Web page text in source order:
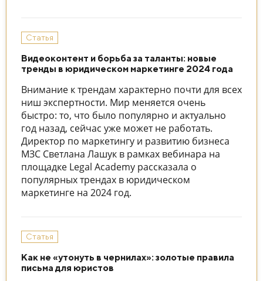
Статья
Видеоконтент и борьба за таланты: новые
тренды в юридическом маркетинге 2024 года
Внимание к трендам характерно почти для всех
ниш экспертности. Мир меняется очень
быстро: то, что было популярно и актуально
год назад, сейчас уже может не работать.
Директор по маркетингу и развитию бизнеса
МЗС Светлана Лашук в рамках вебинара на
площадке Legal Academy рассказала о
популярных трендах в юридическом
маркетинге на 2024 год.
Статья
Как не «утонуть в чернилах»: золотые правила
письма для юристов